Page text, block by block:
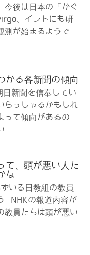
今後は日本の「かぐ
、インドにも研
測が始まるようで
かる各新聞の傾向
新聞を信奉してい
らっしゃるかもしれ
って傾向があるの
...
て、頭が悪い人た
な
いる日教組の教員
NHKの報道内容が
教員たちは頭が悪い